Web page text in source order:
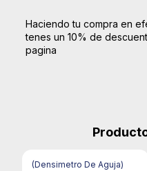
Haciendo tu compra en
tenes un 10% de
pagina
(Densimetro De Aguja)